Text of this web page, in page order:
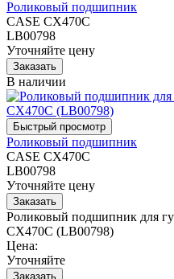
Роликовый подшипник
CASE CX470C
LB00798
Уточняйте цену
В наличии
Роликовый подшипник
CASE CX470C
LB00798
Уточняйте цену
Роликовый подшипник для
CX470C (LB00798)
Цена:
Уточняйте